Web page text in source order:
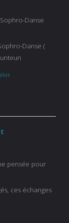
Danse
Danse (
pensée pour
ces échanges